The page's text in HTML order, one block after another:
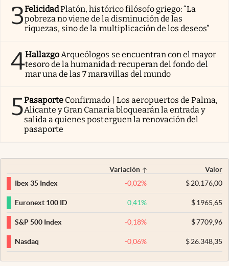
3FelicidadPlatón, histórico filósofo griego: “La
pobreza no viene de la disminución de las
riquezas, sino de la multiplicación de los deseos”
4Hallazgo Arqueólogos se encuentran con el mayor
tesoro de la humanidad: recuperan del fondo del
mar una de las 7 maravillas del mundo
5Pasaporte Confirmado | Los aeropuertos de Palma,
Alicante y Gran Canaria bloquearán la entrada y
salida a quienes posterguen la renovación del
pasaporte
Variación
Valor
Ibex 35 Index
-0,02% $20.176,00
Euronext 100 ID 0,41% $1965,65
S&P 500 Index -0,18% $7709,96
Nasdaq -0,06% $26.348,35